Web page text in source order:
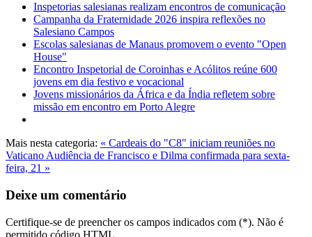
Inspetorias salesianas realizam encontros de comunicação
Campanha da Fraternidade 2026 inspira reflexões no
Salesiano Campos
Escolas salesianas de Manaus promovem o evento "Open
House"
Encontro Inspetorial de Coroinhas e Acólitos reúne 600
jovens em dia festivo e vocacional
Jovens missionários da África e da Índia refletem sobre
missão em encontro em Porto Alegre
Mais nesta categoria: « Cardeais do "C8" iniciam reuniões no
Vaticano Audiência de Francisco e Dilma confirmada para sexta-
feira, 21 »
Deixe um comentário
Certifique-se de preencher os campos indicados com (*). Não é
permitido código HTML.